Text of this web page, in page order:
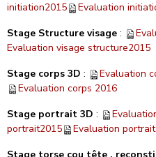
initiation2015
Evaluation
Stage Structure visage :
Evaluation visage structure2015
Stage corps 3D : Evaluation
Evaluation corps 2016
Stage portrait 3D :
portrait2015
Evaluation